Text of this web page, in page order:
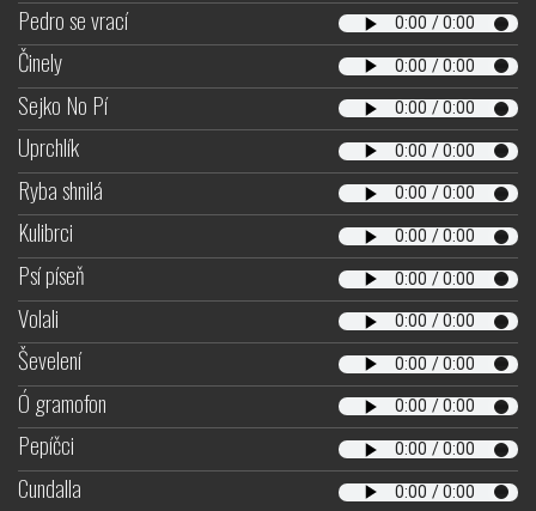
Pedro se vrací
Činely
Sejko No Pí
Uprchlík
Ryba shnilá
Kulibrci
Psí píseň
Volali
Ševelení
Ó gramofon
Pepíčci
Cundalla